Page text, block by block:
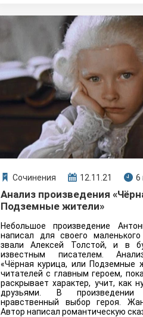
Сочинения 12.11.21 6
Анализ произведения
Подземные жители»
Небольшое произведение
написал для своего
звали Алексей Толстой, и в
известным писателем.
«Чёрная курица, или Подземные
читателей с главным героем,
раскрывает характер, учит, как
друзьями. В
нравственный выбор героя.
Автор написал романтическую